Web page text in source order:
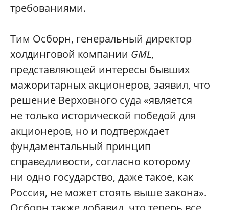
требованиями.
Тим Осборн, генеральный директор
холдинговой компании GML,
представляющей интересы бывших
мажоритарных акционеров, заявил, что
решение Верховного суда «является
не только исторической победой для
акционеров, но и подтверждает
фундаментальный принцип
справедливости, согласно которому
ни одно государство, даже такое, как
Россия, не может стоять выше закона».